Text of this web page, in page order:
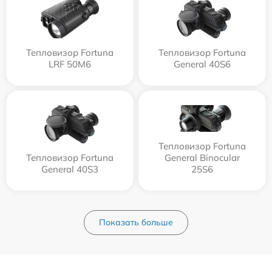
Тепловизор Fortuna
LRF 50M6
Тепловизор Fortuna
General 40S6
Тепловизор Fortuna
General 40S3
Тепловизор Fortuna
General Binocular
25S6
Показать больше